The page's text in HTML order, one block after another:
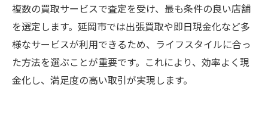
複数の買取サービスで査定を受け、最も条件の良い店舗
を選定します。延岡市では出張買取や即日現金化など多
様なサービスが利用できるため、ライフスタイルに合っ
た方法を選ぶことが重要です。これにより、効率よく現
金化し、満足度の高い取引が実現します。